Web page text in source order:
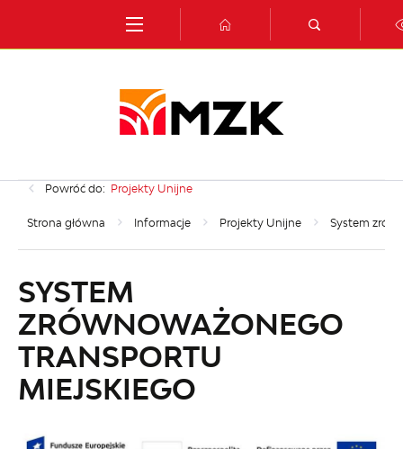
Przejdź do ustawień wielkości czcionki.
Włącz wersję kontrastową strony.
Powróć do: Projekty Unijne
Strona główna Informacje Projekty Unijne System
SYSTEM
ZRÓWNOWAŻONEGO
TRANSPORTU
MIEJSKIEGO